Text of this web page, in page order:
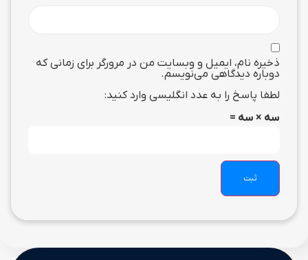
ذخیره نام، ایمیل و وبسایت من در مرورگر برای زمانی که
دوباره دیدگاهی می‌نویسم.
لطفا پاسخ را به عدد انگلیسی وارد کنید:
سه × سه =